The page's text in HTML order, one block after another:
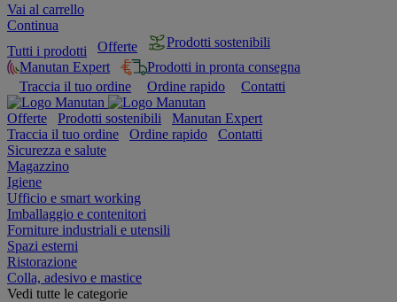
Vai al carrello
Continua
Tutti i prodotti
Offerte
Prodotti sostenibili
Manutan Expert
Prodotti in pronta consegna
Traccia il tuo ordine
Ordine rapido Contatti
Offerte Prodotti sostenibili
Manutan Expert
Traccia il tuo ordine
Ordine rapido
Contatti
Sicurezza e salute
Magazzino
Igiene
Ufficio e smart working
Imballaggio e contenitori
Forniture industriali e utensili
Spazi esterni
Ristorazione
Colla, adesivo e mastice
Vedi tutte le categorie